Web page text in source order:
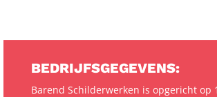
BEDRIJFSGEGEVENS:
Barend Schilderwerken is opgericht op